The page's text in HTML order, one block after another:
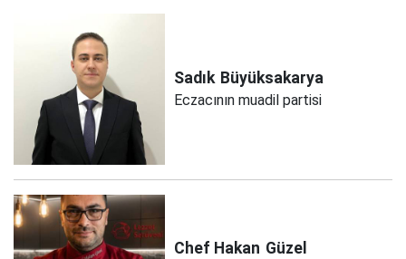
Sadık Büyüksakarya
Eczacının muadil partisi
Chef Hakan Güzel